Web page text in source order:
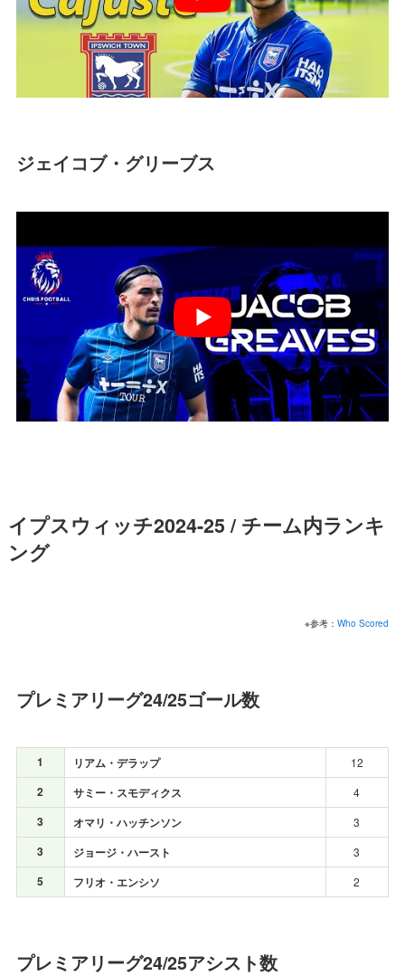
ジェイコブ・グリーブス
イプスウィッチ2024-25 / チーム内ランキ
ング
※参考：Who Scored
プレミアリーグ24/25ゴール数
1 リアム・デラップ 12
2 サミー・スモディクス 4
3 オマリ・ハッチンソン 3
3 ジョージ・ハースト 3
5 フリオ・エンシソ 2
プレミアリーグ24/25アシスト数